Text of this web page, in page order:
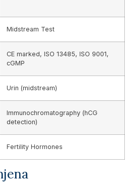
Midstream Test
CE marked, ISO 13485, ISO 9001,
cGMP
Urin (midstream)
Immunochromatography (hCG
detection)
Fertility Hormones